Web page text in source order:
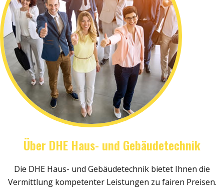
Über DHE Haus- und Gebäudetechnik
Die DHE Haus- und Gebäudetechnik bietet Ihnen die
Vermittlung kompetenter Leistungen zu fairen Preisen.